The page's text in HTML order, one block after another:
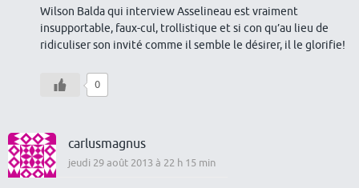
Wilson Balda qui interview Asselineau est vraiment
insupportable, faux-cul, trollistique et si con qu’au lieu de
ridiculiser son invité comme il semble le désirer, il le glorifie!
0
carlusmagnus
jeudi 29 août 2013 à 22 h 15 min